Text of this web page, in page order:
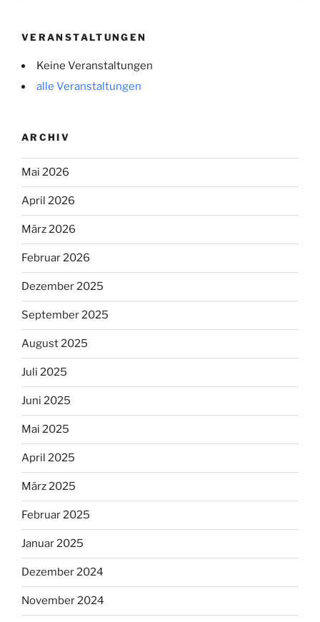
VERANSTALTUNGEN
Keine Veranstaltungen
alle Veranstaltungen
ARCHIV
Mai 2026
April 2026
März 2026
Februar 2026
Dezember 2025
September 2025
August 2025
Juli 2025
Juni 2025
Mai 2025
April 2025
März 2025
Februar 2025
Januar 2025
Dezember 2024
November 2024